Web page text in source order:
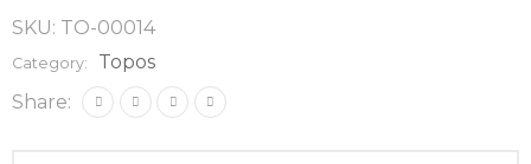
SKU: TO-00014
Category:
Topos
Share: